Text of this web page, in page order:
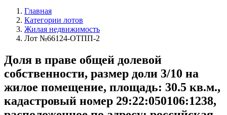
Главная
Категории лотов
Жилая недвижимость
Лот №66124-ОТПП-2
Доля в праве общей долевой
собственности, размер доли 3/10 на
жилое помещение, площадь: 30.5 кв.м.,
кадастровый номер 29:22:050106:1238,